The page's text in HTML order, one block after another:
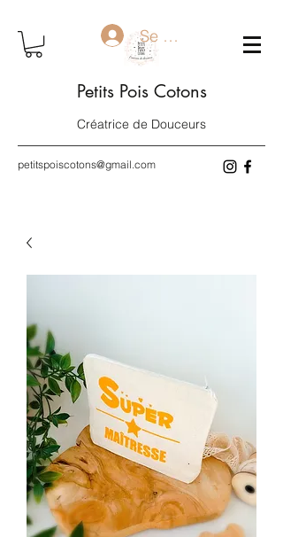
Petits Pois Cotons
Créatrice de Douceurs
petitspoiscotons@gmail.com
Se connecter